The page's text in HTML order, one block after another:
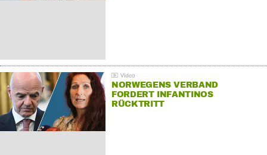
NORWEGENS VERBAND
FORDERT INFANTINOS
RÜCKTRITT